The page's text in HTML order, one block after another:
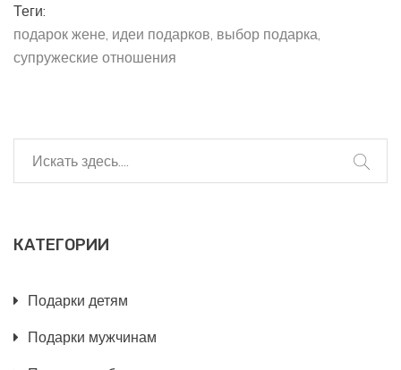
Теги:
подарок жене идеи подарков выбор подарка
супружеские отношения
КАТЕГОРИИ
Подарки детям
Подарки мужчинам